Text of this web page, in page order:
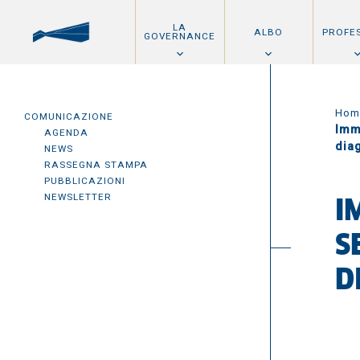
LA
GOVERNANCE ALBO
COMUNICAZIONE
AGENDA
NEWS
RASSEGNA STAMPA
PUBBLICAZIONI
NEWSLETTER